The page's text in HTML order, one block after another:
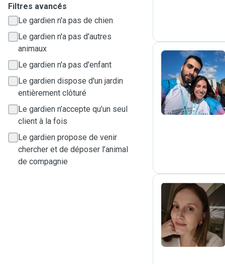
Filtres avancés
Le gardien n'a pas de chien
Le gardien n'a pas d'autres
animaux
Le gardien n'a pas d'enfant
Le gardien dispose d'un jardin
entièrement clôturé
Le gardien n’accepte qu’un seul
client à la fois
Le gardien propose de venir
chercher et de déposer l’animal
de compagnie
T
D